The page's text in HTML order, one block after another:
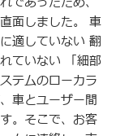
面しました。 車
適していない 翻
ていない 「細部
テムのローカラ
車とユーザー間
。そこで、お客